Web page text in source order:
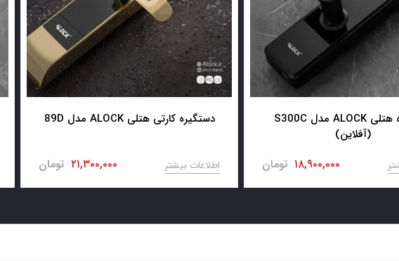
دستگیره هتلی ALOCK مدل S300C
(آفلاین)
۱۸,۹۰۰,۰۰۰ تومان
دستگیره کارتی هتلی ALOCK مدل 89D
اطلاعات بیشتر ۲۱,۳۰۰,۰۰۰ تومان